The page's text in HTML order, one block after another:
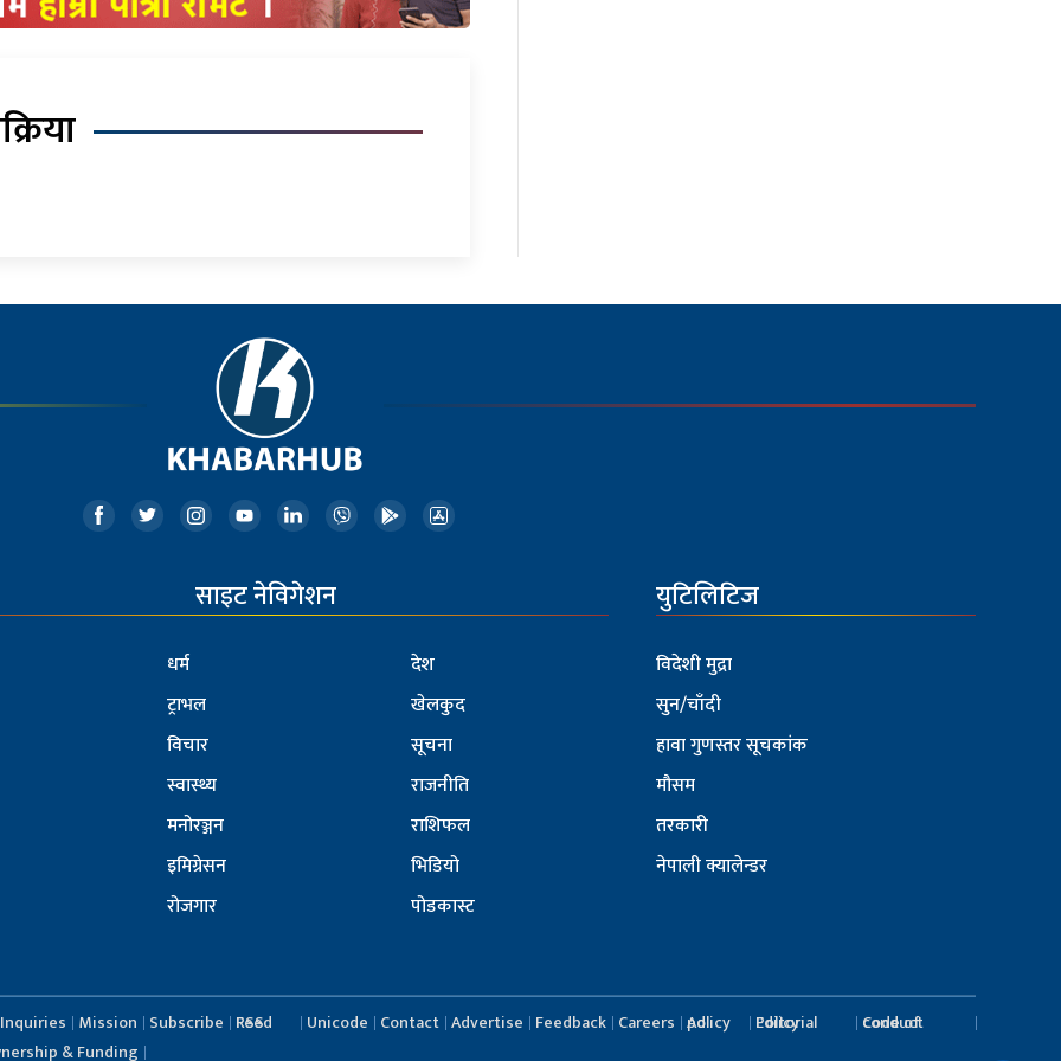
साइट नेविगेशन
धर्म
ट्राभल
विचार
स्वास्थ्य
मनोरञ्जन
इमिग्रेसन
रोजगार
देश
खेलकुद
सूचना
राजनीति
राशिफल
भिडियो
पोडकास्ट
युटिलिटिज
विदेशी मुद्रा
सुन/चाँदी
हावा गुणस्तर सूचकांक
मौसम
तरकारी
नेपाली क्यालेन्डर
Inquiries Mission Subscribe RSS Feed Unicode Contact Advertise Feedback Careers Ad policy Editorial Policy
Code of conduct
& Funding